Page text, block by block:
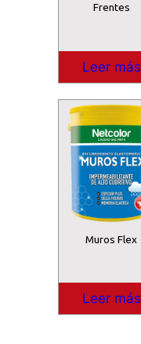
Frentes
Leer más
Muros Flex
Leer más